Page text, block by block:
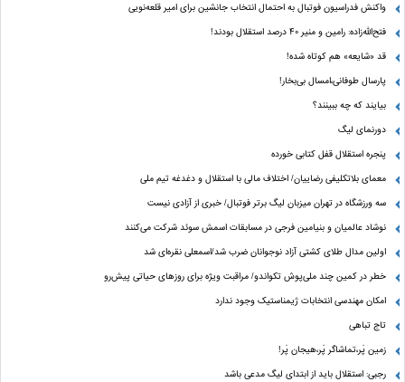
واکنش فدراسیون فوتبال به احتمال انتخاب جانشین برای امیر قلعه‌نویی
فتح‌الله‌زاده: رامین و منیر 40 درصد استقلال بودند!
قد «شایعه» هم کوتاه شده!
پارسال طوفانی،امسال بی‌بخار!
بیایند که چه ببینند؟
دورنمای لیگ
پنجره‌ استقلال قفل کتابی خورده
معمای بلاتکلیفی رضاییان/ اختلاف مالی با استقلال و دغدغه تیم ملی
سه ورزشگاه در تهران میزبان لیگ برتر فوتبال/ خبری از آزادی نیست
نوشاد عالمیان و بنیامین فرجی در مسابقات اسمش سوئد شرکت می‌کنند
اولین مدال طلای کشتی آزاد نوجوانان ضرب شد/اسمعلی نقره‌ای شد
خطر در کمین چند ملی‌پوش تکواندو/ مراقبت ویژه برای روزهای حیاتی پیش‌رو
امکان مهندسی انتخابات ژیمناستیک وجود ندارد
تاج تباهی
زمین پَر،تماشاگر پَر،هیجان پَر!
رجبی: استقلال باید از ابتدای لیگ مدعی باشد